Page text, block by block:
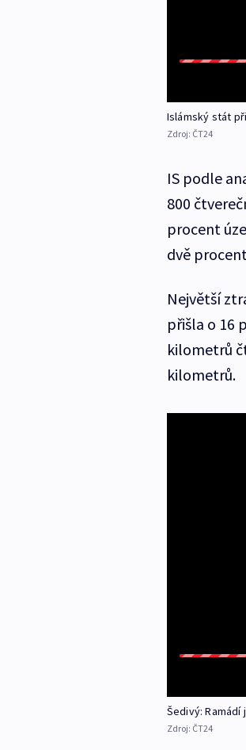
Islámský stát
Zdroj: ČT24
IS podle
800
procent
dvě
Největší
přišla o 16
kilometrů
kilometrů.
Šedivý:
Zdroj: ČT24